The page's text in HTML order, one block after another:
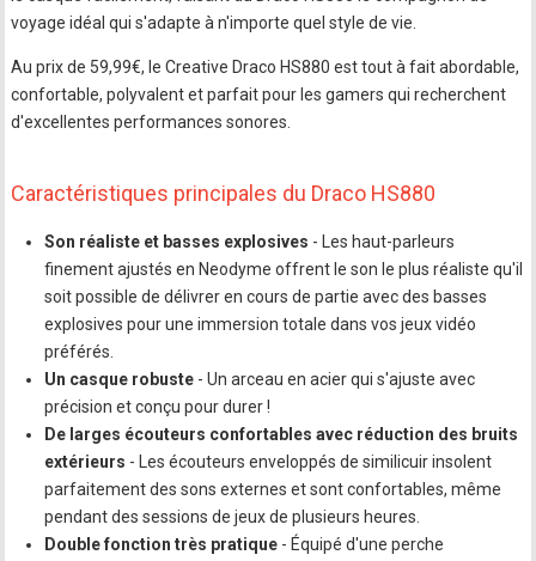
voyage idéal qui s'adapte à n'importe quel style de vie.
Au prix de 59,99€, le Creative Draco HS880 est tout à fait abordable,
confortable, polyvalent et parfait pour les gamers qui recherchent
d'excellentes performances sonores.
Caractéristiques principales du Draco HS880
Son réaliste et basses explosives - Les haut-parleurs
finement ajustés en Neodyme offrent le son le plus réaliste qu'il
soit possible de délivrer en cours de partie avec des basses
explosives pour une immersion totale dans vos jeux vidéo
préférés.
Un casque robuste - Un arceau en acier qui s'ajuste avec
précision et conçu pour durer !
De larges écouteurs confortables avec réduction des bruits
extérieurs - Les écouteurs enveloppés de similicuir insolent
parfaitement des sons externes et sont confortables, même
pendant des sessions de jeux de plusieurs heures.
Double fonction très pratique - Équipé d'une perche